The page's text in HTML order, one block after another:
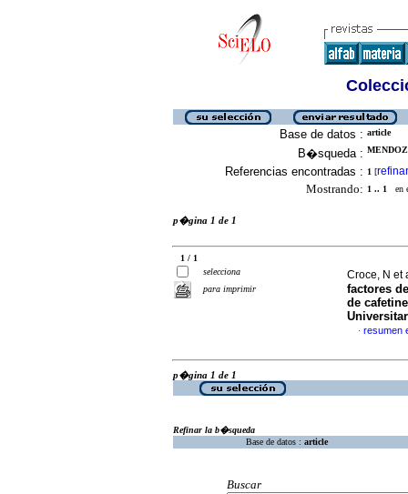
Base de datos : article
B�squeda :
Referencias encontradas : 1 [refinar
Mostrando: 1 .. 1 en
p�gina 1 de 1
1 / 1
selecciona
para imprimir
Croce, N et
factores
de
· resumen
p�gina 1 de 1
Refinar la b�squeda
Base de datos : article
Buscar